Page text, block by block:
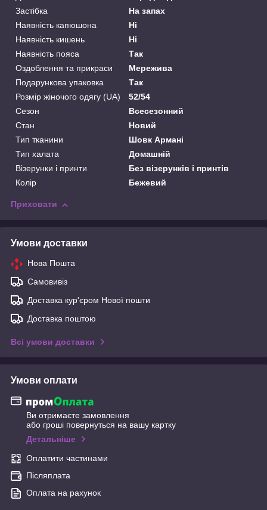
Застібка
На запах
Наявність капюшона
Ні
Наявність кишень
Ні
Наявність пояса
Так
Оздоблення та прикраси
Мережива
Подарункова упаковка
Так
Розмір жіночого одягу (UA)
52/54
Сезон
Всесезонний
Стан
Новий
Тип тканини
Шовк Армані
Тип халата
Домашній
Візерунки і принти
Без візерунків і принтів
Колір
Бежевий
Приховати
Умови доставки
Нова Пошта
Самовивіз
Доставка кур'єром Нової пошти
Доставка поштою
Всі умови доставки
Умови оплати
Ви отримаєте замовлення
або гроші повернуться на вашу картку
Детальніше
Оплатити частинами
Післяплата
Оплата на рахунок